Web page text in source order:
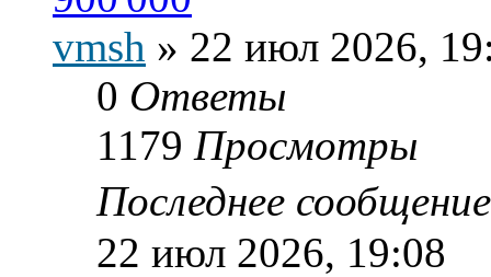
vmsh » 22 июл 2026,
0 Ответы
1179 Просмотры
Последнее
22 июл 2026, 19:08